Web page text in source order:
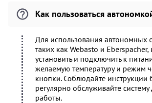
Как пользоваться
Для использования автономных
таких как Webasto и
установить и подключить к
желаемую температуру и режим
кнопки. Соблюдайте инструкции
регулярно обслуживайте
работы.